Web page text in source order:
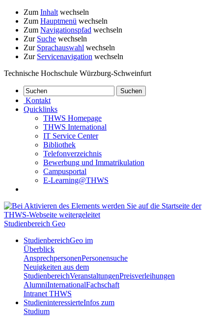
Zum Inhalt wechseln
Zum Hauptmenü wechseln
Zum Navigationspfad wechseln
Zur Suche wechseln
Zur Sprachauswahl wechseln
Zur Servicenavigation wechseln
Technische Hochschule Würzburg-Schweinfurt
Kontakt
Quicklinks
THWS Homepage
THWS International
IT Service Center
Bibliothek
Telefonverzeichnis
Bewerbung und Immatrikulation
Campusportal
E-Learning@THWS
Studienbereich Geo
StudienbereichGeo im
Überblick
AnsprechpersonenPersonensuche
Neuigkeiten aus dem
StudienbereichVeranstaltungenPreisverleihungen
AlumniInternationalFachschaft
Intranet THWS
StudieninteressierteInfos zum
Studium